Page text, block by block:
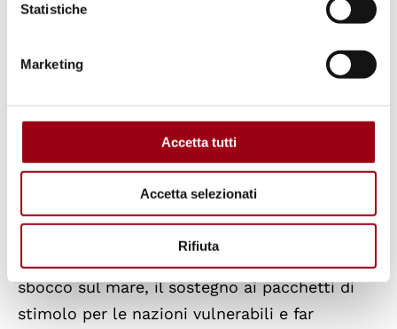
Statistiche
Marketing
Accetta tutti
Accetta selezionati
Rifiuta
Rappresentante dei Paesi meno sviluppati, dei
Paesi in via di sviluppo senza sbocco sul mare
e dei piccoli Statiinsulari in via di sviluppo
continuare il lavoro di mitigazione
dell’impatto climatico.
sbocco sul mare, il sostegno ai pacchetti di
stimolo per le nazioni vulnerabili e far